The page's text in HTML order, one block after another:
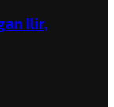
Ilir,